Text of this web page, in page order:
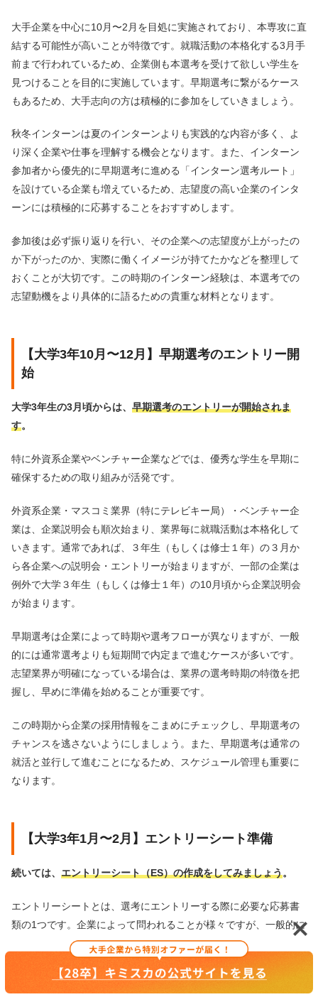
大手企業を中心に10月〜2月を目処に実施されており、本専攻に直
結する可能性が高いことが特徴です。就職活動の本格化する3月手
前まで行われているため、企業側も本選考を受けて欲しい学生を
見つけることを目的に実施しています。早期選考に繋がるケース
もあるため、大手志向の方は積極的に参加をしていきましょう。
秋冬インターンは夏のインターンよりも実践的な内容が多く、よ
り深く企業や仕事を理解する機会となります。また、インターン
参加者から優先的に早期選考に進める「インターン選考ルート」
を設けている企業も増えているため、志望度の高い企業のインタ
ーンには積極的に応募することをおすすめします。
参加後は必ず振り返りを行い、その企業への志望度が上がったの
か下がったのか、実際に働くイメージが持てたかなどを整理して
おくことが大切です。この時期のインターン経験は、本選考での
志望動機をより具体的に語るための貴重な材料となります。
【大学3年10月〜12月】早期選考のエントリー開
始
大学3年生の3月頃からは、 早期選考のエントリーが開始されま
す。
特に外資系企業やベンチャー企業などでは、優秀な学生を早期に
確保するための取り組みが活発です。
外資系企業・マスコミ業界（特にテレビキー局）・ベンチャー企
業は、企業説明会も順次始まり、業界毎に就職活動は本格化して
いきます。通常であれば、３年生（もしくは修士１年）の３月か
ら各企業への説明会・エントリーが始まりますが、一部の企業は
例外で大学３年生（もしくは修士１年）の10月頃から企業説明会
が始まります。
早期選考は企業によって時期や選考フローが異なりますが、一般
的には通常選考よりも短期間で内定まで進むケースが多いです。
志望業界が明確になっている場合は、業界の選考時期の特徴を把
握し、早めに準備を始めることが重要です。
この時期から企業の採用情報をこまめにチェックし、早期選考の
チャンスを逃さないようにしましょう。また、早期選考は通常の
就活と並行して進むことになるため、スケジュール管理も重要に
なります。
【大学3年1月〜2月】エントリーシート準備
続いては、 エントリーシート（ES）の作成をしてみましょう。
エントリーシートとは、選考にエントリーする際に必要な応募書
類の1つです。企業によって問われることが様々ですが、一般的に
は、志望動機や自己PR、強みや弱み、ガクチカ（学生時代に力を
入れて取り組んだこと）などを指定の文字数以内にまとめて、記
載するケースが多いです。